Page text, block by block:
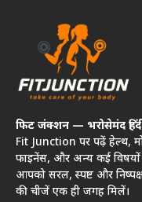
फिट जंक्शन — भरोसेमंद
Fit Junction पर पढ़ें हेल्थ,
फाइनेंस, और अन्य कई विषयों
आपको सरल, स्पष्ट और
की चीजें एक ही जगह मिलें।